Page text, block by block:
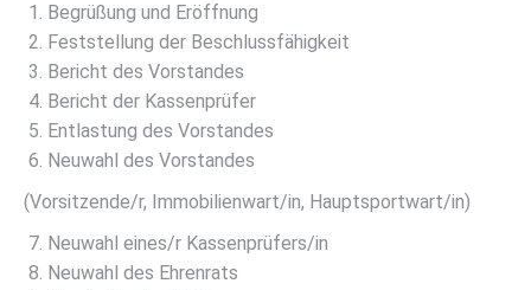
Begrüßung und Eröffnung
Feststellung der Beschlussfähigkeit
Bericht des Vorstandes
Bericht der Kassenprüfer
Entlastung des Vorstandes
Neuwahl des Vorstandes
(Vorsitzende/r, Immobilienwart/in, Hauptsportwart/in)
Neuwahl eines/r Kassenprüfers/in
Neuwahl des Ehrenrats